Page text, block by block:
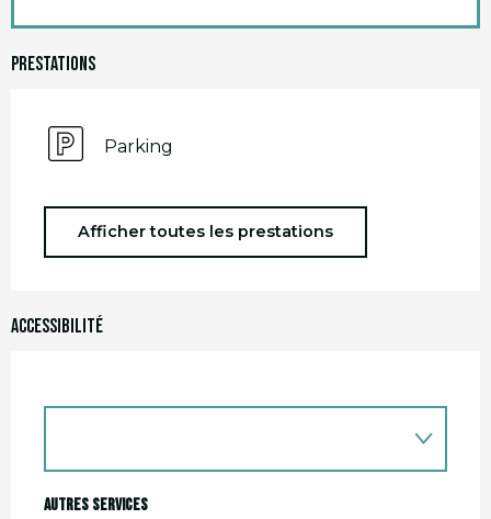
Prestations
Parking
Afficher toutes les prestations
Accessibilité
Autres services